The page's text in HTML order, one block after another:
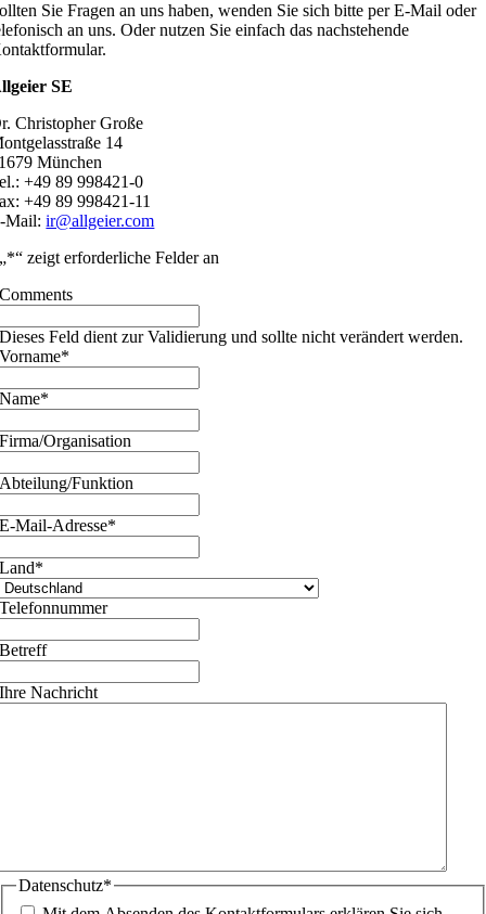
Sie Fragen an uns haben, wenden Sie sich bitte per E-Mail oder
an uns. Oder nutzen Sie einfach das nachstehende
SE
Christopher Große
14
München
+49 89 998421-0
+49 89 998421-11
Mail:ir@allgeier.com
„*“ zeigt erforderliche Felder an
Comments
Dieses Feld dient zur Validierung und sollte nicht verändert werden.
Vorname*
Name*
Firma/Organisation
Abteilung/Funktion
E-Mail-Adresse*
Land*
Telefonnummer
Betreff
Ihre Nachricht
Datenschutz*